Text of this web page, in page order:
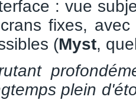
: vue
fixes,
(Myst,
plein